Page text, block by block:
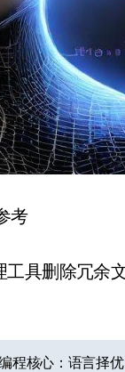
考
具删除冗余
程核心：语言择